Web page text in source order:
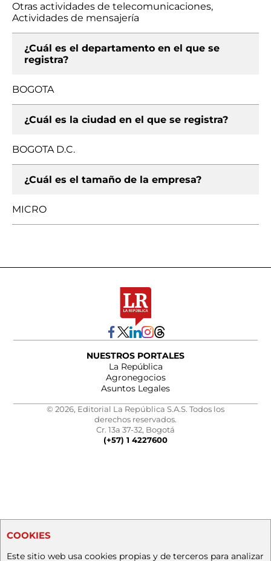
Otras actividades de telecomunicaciones,
Actividades de mensajería
¿Cuál es el departamento en el que se
registra?
BOGOTA
¿Cuál es la ciudad en el que se registra?
BOGOTA D.C.
¿Cuál es el tamaño de la empresa?
MICRO
NUESTROS PORTALES
La República
Agronegocios
Asuntos Legales
© 2026, Editorial La República S.A.S. Todos los
derechos reservados.
Cr. 13a 37-32, Bogotá
(+57) 1 4227600
COOKIES
Este sitio web usa cookies propias y de terceros para analizar